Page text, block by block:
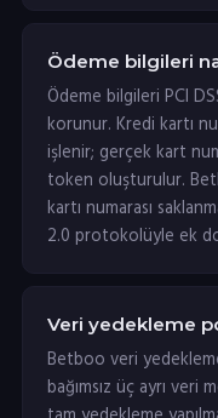
Ödeme bilgileri
Ödeme bilgileri PCI
korunur. Kredi kartı
işlenir; gerçek kart
token oluşturulur.
kartı numarası
2.0 protokolüyle ek
Veri yedekleme
Betboo veri
bağımsız üç ayrı veri